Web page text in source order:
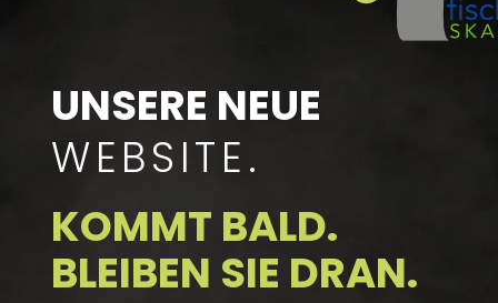
KOMMT BALD.
BLEIBEN SIE DRAN.
UNSERE NEUE
WEBSITE.